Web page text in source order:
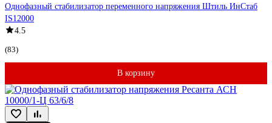
Однофазный стабилизатор переменного напряжения Штиль ИнСтаб
IS12000
4.5
(83)
В корзину